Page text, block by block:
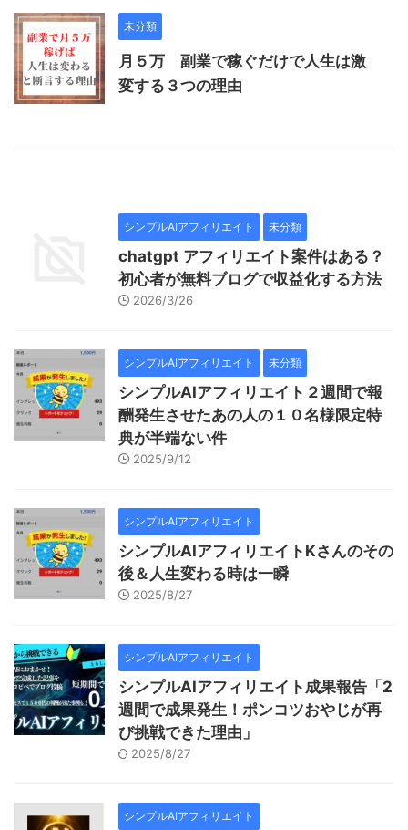
未分類
月５万 副業で稼ぐだけで人生は激
変する３つの理由
シンプルAIアフィリエイト 未分類
chatgpt アフィリエイト案件はある？
初心者が無料ブログで収益化する方法
2026/3/26
シンプルAIアフィリエイト 未分類
シンプルAIアフィリエイト２週間で報
酬発生させたあの人の１０名様限定特
典が半端ない件
2025/9/12
シンプルAIアフィリエイト
シンプルAIアフィリエイトKさんのその
後＆人生変わる時は一瞬
2025/8/27
シンプルAIアフィリエイト
シンプルAIアフィリエイト成果報告「2
週間で成果発生！ポンコツおやじが再
び挑戦できた理由」
2025/8/27
シンプルAIアフィリエイト